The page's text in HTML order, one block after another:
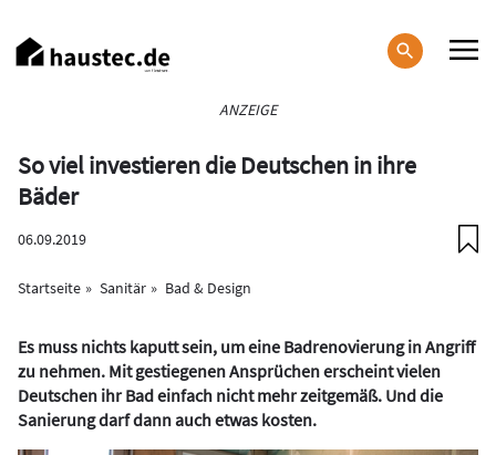
zum
Inhalt
ANZEIGE
So viel investieren die Deutschen in ihre
Bäder
06.09.2019
Startseite Sanitär Bad & Design
Es muss nichts kaputt sein, um eine Badrenovierung in Angriff
zu nehmen. Mit gestiegenen Ansprüchen erscheint vielen
Deutschen ihr Bad einfach nicht mehr zeitgemäß. Und die
Sanierung darf dann auch etwas kosten.